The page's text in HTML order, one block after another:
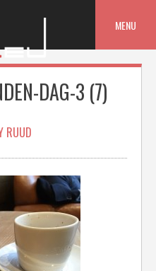
MENU
DAG-3 (7)
RUUD